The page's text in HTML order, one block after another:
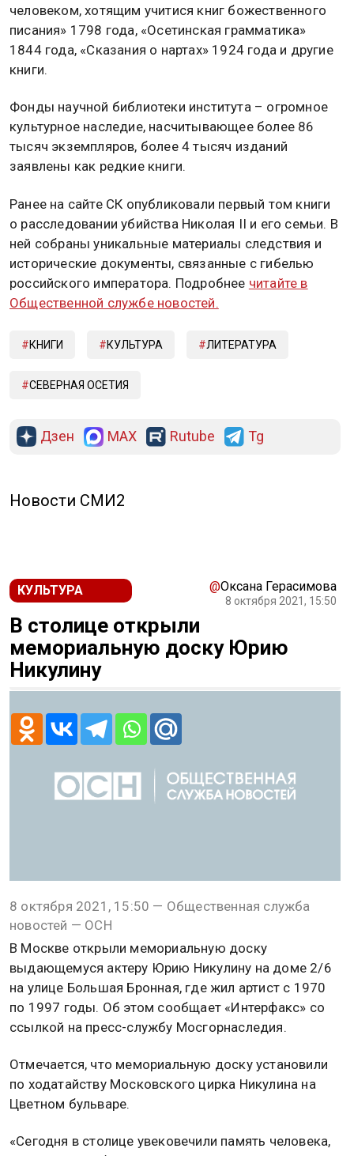
человеком, хотящим учитися книг божественного
писания» 1798 года, «Осетинская грамматика»
1844 года, «Сказания о нартах» 1924 года и другие
книги.
Фонды научной библиотеки института – огромное
культурное наследие, насчитывающее более 86
тысяч экземпляров, более 4 тысяч изданий
заявлены как редкие книги.
Ранее на сайте СК опубликовали первый том книги
о расследовании убийства Николая II и его семьи. В
ней собраны уникальные материалы следствия и
исторические документы, связанные с гибелью
российского императора. Подробнее читайте в
Общественной службе новостей.
КНИГИ КУЛЬТУРА ЛИТЕРАТУРА
СЕВЕРНАЯ ОСЕТИЯ
Дзен MAX Rutube Tg
Новости СМИ2
КУЛЬТУРА @Оксана Герасимова
8 октября 2021, 15:50
В столице открыли
мемориальную доску Юрию
Никулину
8 октября 2021, 15:50 — Общественная служба
новостей — ОСН
В Москве открыли мемориальную доску
выдающемуся актеру Юрию Никулину на доме 2/6
на улице Большая Бронная, где жил артист с 1970
по 1997 годы. Об этом сообщает «Интерфакс» со
ссылкой на пресс-службу Мосгорнаследия.
Отмечается, что мемориальную доску установили
по ходатайству Московского цирка Никулина на
Цветном бульваре.
«Сегодня в столице увековечили память человека,